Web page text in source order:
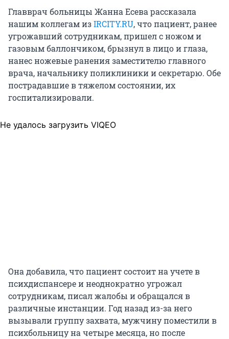
Главврач больницы Жанна Есева рассказала
нашим коллегам изIRCITY.RU, что пациент, ранее
угрожавший сотрудникам, пришел с ножом и
газовым баллончиком, брызнул в лицо и глаза,
нанес ножевые ранения заместителю главного
врача, начальнику поликлиники и секретарю. Обе
пострадавшие в тяжелом состоянии, их
госпитализировали.
Не удалось загрузить VIQEO
Она добавила, что пациент состоит на учете в
психдиспансере и неоднократно угрожал
сотрудникам, писал жалобы и обращался в
различные инстанции. Год назад из-за него
вызывали группу захвата, мужчину поместили в
психбольницу на четыре месяца, но после